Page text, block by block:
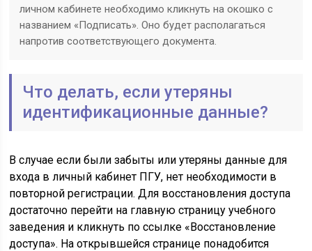
личном кабинете необходимо кликнуть на окошко с
названием «Подписать». Оно будет располагаться
напротив соответствующего документа.
Что делать, если утеряны
идентификационные данные?
В случае если были забыты или утеряны данные для
входа в личный кабинет ПГУ, нет необходимости в
повторной регистрации. Для восстановления доступа
достаточно перейти на главную страницу учебного
заведения и кликнуть по ссылке «Восстановление
доступа». На открывшейся странице понадобится